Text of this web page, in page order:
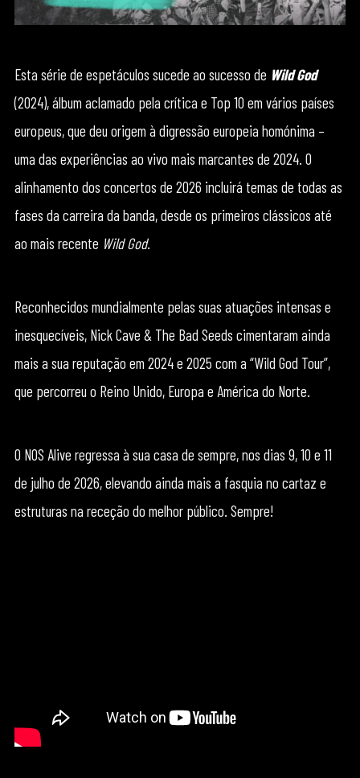
Esta série de espetáculos sucede ao sucesso de Wild God
(2024), álbum aclamado pela crítica e Top 10 em vários países
europeus, que deu origem à digressão europeia homónima –
uma das experiências ao vivo mais marcantes de 2024. O
alinhamento dos concertos de 2026 incluirá temas de todas as
fases da carreira da banda, desde os primeiros clássicos até
ao mais recente Wild God.
Reconhecidos mundialmente pelas suas atuações intensas e
inesquecíveis, Nick Cave & The Bad Seeds cimentaram ainda
mais a sua reputação em 2024 e 2025 com a “Wild God Tour”,
que percorreu o Reino Unido, Europa e América do Norte.
O NOS Alive regressa à sua casa de sempre, nos dias 9, 10 e 11
de julho de 2026, elevando ainda mais a fasquia no cartaz e
estruturas na receção do melhor público. Sempre!